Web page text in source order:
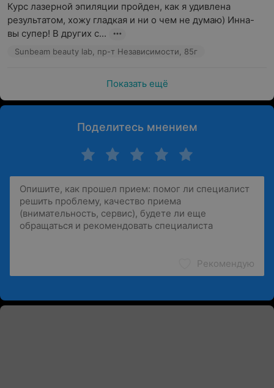
Курс лазерной эпиляции пройден, как я удивлена
результатом, хожу гладкая и ни о чем не думаю) Инна-
вы супер! В других с...
Sunbeam beauty lab, пр-т Независимости, 85г
Показать ещё
Поделитесь мнением
Рекомендую